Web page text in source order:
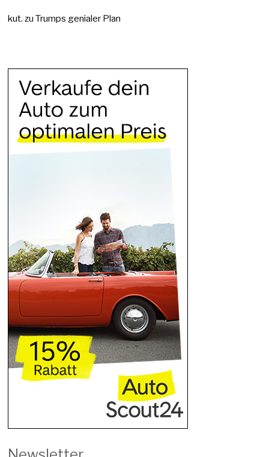
kut. zuTrumps genialer Plan